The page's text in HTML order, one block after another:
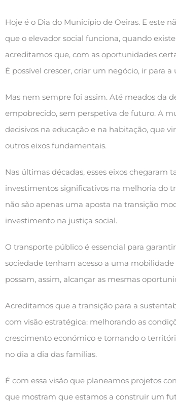
Hoje é o Dia do Município de Oeiras. E este
que o elevador social funciona, quando
acreditamos que, com as oportunidades
É possível crescer, criar um negócio, ir para
Mas nem sempre foi assim. Até meados da
empobrecido, sem perspetiva de futuro. A
decisivos na educação e na habitação, que
outros eixos fundamentais.
Nas últimas décadas, esses eixos
investimentos significativos na melhoria do
não são apenas uma aposta na transição
investimento na justiça social.
O transporte público é essencial para
sociedade tenham acesso a uma
possam, assim, alcançar as mesmas
Acreditamos que a transição para a
com visão estratégica: melhorando as
crescimento económico e tornando o
no dia a dia das famílias.
É com essa visão que planeamos projetos
que mostram que estamos a construir um